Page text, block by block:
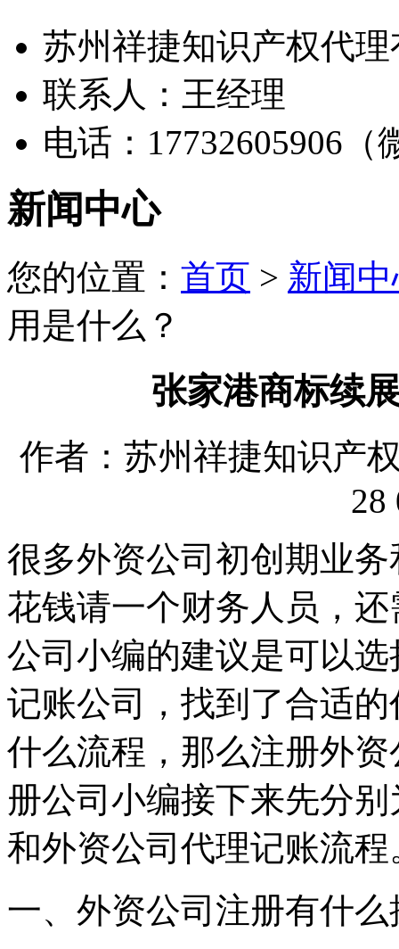
苏州祥捷知识产权代
联系人：王经理
电话：17732605906（
新闻中心
您的位置： 首页 > 新闻
用是什么？
张家港商标续
作者：苏州祥捷知识产
28
很多外资公司初创期业
花钱请一个财务人员，
公司小编的建议是可以
记账公司，找到了合适
什么流程，那么注册外
册公司小编接下来先分
和外资公司代理记账流
一、外资公司注册有什